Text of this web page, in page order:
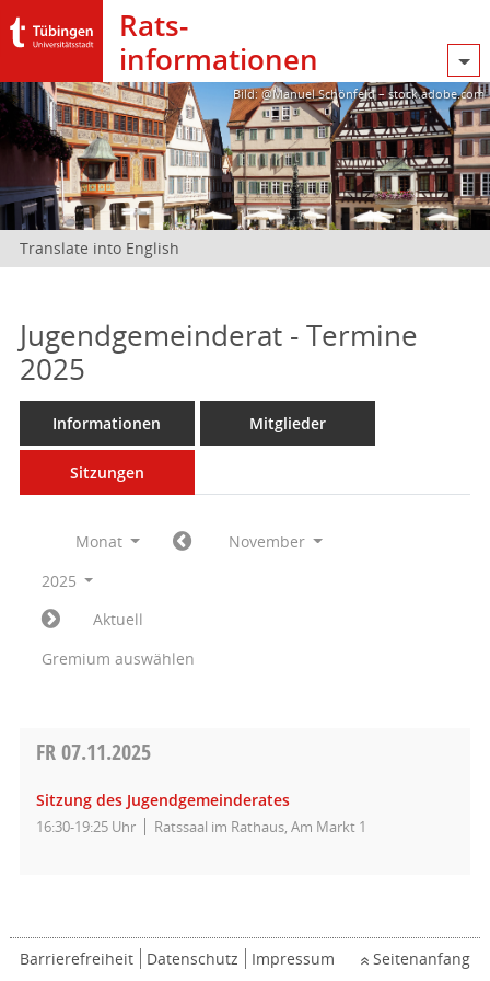
Rats­
informationen
Bild: @Manuel Schönfeld – stock.adobe.com
Translate into English
Jugendgemeinderat - Termine
2025
Informationen Mitglieder
Sitzungen
Monat
November
2025
Aktuell
Gremium auswählen
FR07.11.2025
Sitzung des Jugendgemeinderates
16:30-19:25 Uhr Ratssaal im Rathaus, Am Markt 1
Barrierefreiheit Datenschutz Impressum Seitenanfang